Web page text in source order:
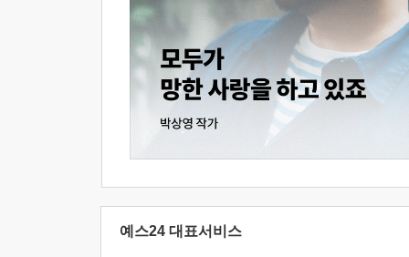
예스24 대표서비스